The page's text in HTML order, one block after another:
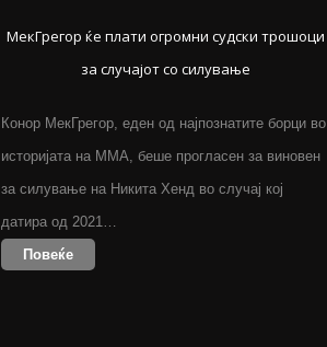
МекГрегор ќе плати огромни судски трошоци
за случајот со силување
Конор МекГрегор, еден од најпознатите борци во
историјата на ММА, беше прогласен за виновен
за силување на Никита Хенд во случај кој
датира од 2021…
Повеќе